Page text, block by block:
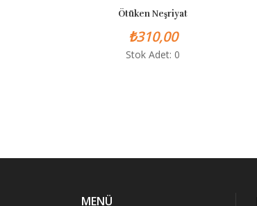
Ötüken Neşriyat
₺310,00
Stok Adet: 0
MENÜ